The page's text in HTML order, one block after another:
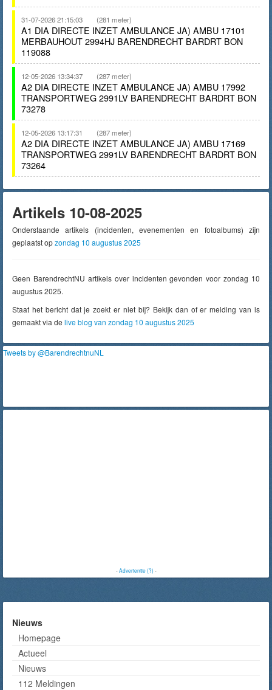
31-07-2026 21:15:03 (281 meter)
A1 DIA DIRECTE INZET AMBULANCE JA) AMBU 17101
MERBAUHOUT 2994HJ BARENDRECHT BARDRT BON
119088
12-05-2026 13:34:37 (287 meter)
A2 DIA DIRECTE INZET AMBULANCE JA) AMBU 17992
TRANSPORTWEG 2991LV BARENDRECHT BARDRT BON
73278
12-05-2026 13:17:31 (287 meter)
A2 DIA DIRECTE INZET AMBULANCE JA) AMBU 17169
TRANSPORTWEG 2991LV BARENDRECHT BARDRT BON
73264
Artikels 10-08-2025
Onderstaande artikels (incidenten, evenementen en fotoalbums) zijn
geplaatst opzondag 10 augustus 2025
Geen BarendrechtNU artikels over incidenten gevonden voor zondag 10
augustus 2025.
Staat het bericht dat je zoekt er niet bij? Bekijk dan of er melding van is
gemaakt via de live blog van zondag 10 augustus 2025
Tweets by @BarendrechtnuNL
-Advertentie (?)-
Nieuws
Homepage
Actueel
Nieuws
112 Meldingen